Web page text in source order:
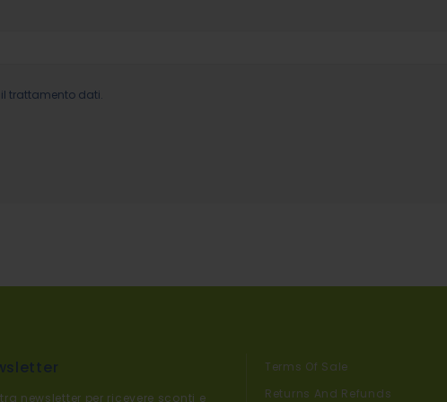
trattamento dati.
newsletter per ricevere sconti e
Terms Of Sale
Returns And Refunds